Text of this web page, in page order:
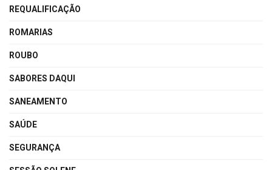
REQUALIFICAÇÃO
ROMARIAS
ROUBO
SABORES DAQUI
SANEAMENTO
SAÚDE
SEGURANÇA